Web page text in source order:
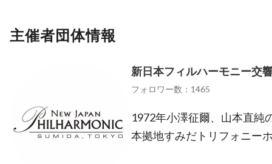
主催者団体情報
新日本フィルハーモニー交
フォロワー数：1465
1972年小澤征爾、山本直純
本拠地すみだトリフォニー